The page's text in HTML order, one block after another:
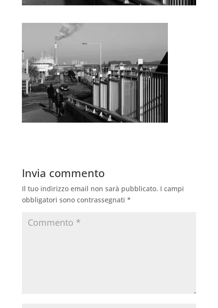
Invia commento
Il tuo indirizzo email non sarà pubblicato. I campi
obbligatori sono contrassegnati *